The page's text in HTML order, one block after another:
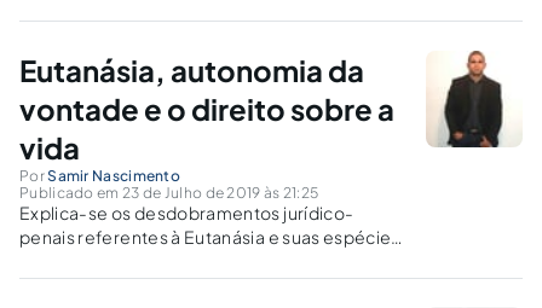
Eutanásia, autonomia da
vontade e o direito sobre a
vida
PorSamir Nascimento
Publicado em 23 de Julho de 2019 às 21:25
Explica-se os desdobramentos jurídico-
penais referentes à Eutanásia e suas espécies,
Federal, que visa instituir o novo Código Penal